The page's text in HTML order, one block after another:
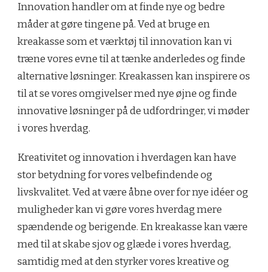
Innovation handler om at finde nye og bedre
måder at gøre tingene på. Ved at bruge en
kreakasse som et værktøj til innovation kan vi
træne vores evne til at tænke anderledes og finde
alternative løsninger. Kreakassen kan inspirere os
til at se vores omgivelser med nye øjne og finde
innovative løsninger på de udfordringer, vi møder
i vores hverdag.
Kreativitet og innovation i hverdagen kan have
stor betydning for vores velbefindende og
livskvalitet. Ved at være åbne over for nye idéer og
muligheder kan vi gøre vores hverdag mere
spændende og berigende. En kreakasse kan være
med til at skabe sjov og glæde i vores hverdag,
samtidig med at den styrker vores kreative og